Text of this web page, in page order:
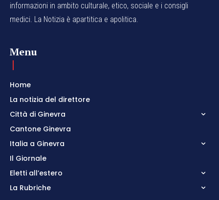
informazioni in ambito culturale, etico, sociale e i consigli
medici. La Notizia è apartitica e apolitica.
Menu
Home
La notizia del direttore
Città di Ginevra
Cantone Ginevra
Italia a Ginevra
Il Giornale
Eletti all’estero
La Rubriche